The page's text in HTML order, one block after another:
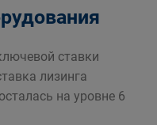
ставки
лизинга
на уровне 6